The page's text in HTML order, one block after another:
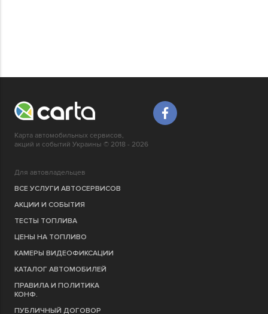
Карта автомобильных сервисов,
акций и событий Украины © 2018 - 2026
Для автовладельцев
ВСЕ УСЛУГИ АВТОСЕРВИСОВ
АКЦИИ И СОБЫТИЯ
ТЕСТЫ ТОПЛИВА
ЦЕНЫ НА ТОПЛИВО
КАМЕРЫ ВИДЕОФИКСАЦИИ
КАТАЛОГ АВТОМОБИЛЕЙ
ПРАВИЛА И ПОЛИТИКА
КОНФ.
ПУБЛИЧНЫЙ ДОГОВОР